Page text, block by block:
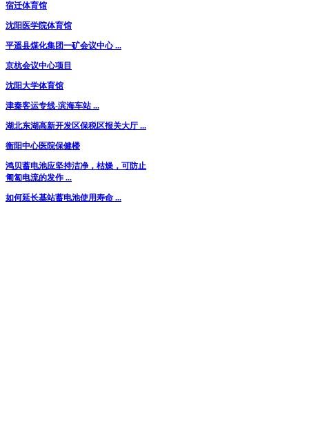
宿迁体育馆
沈阳医学院体育馆
平遥县煤化集团一矿会议中心 ...
京杭会议中心项目
沈阳大学体育馆
津秦客运专线-滨海车站 ...
湖北东湖高新开发区保税区报关大厅 ...
衡阳中心医院保健楼
鸿贝蓄电池应坚持洁净，枯燥，可防止
匍匐电流的发作 ...
如何延长基站蓄电池使用寿命 ...